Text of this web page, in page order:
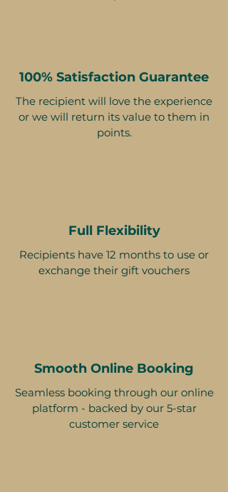
100% Satisfaction Guarantee
The recipient will love the experience
or we will return its value to them in
points.
Full Flexibility
Recipients have 12 months to use or
exchange their gift vouchers
Smooth Online Booking
Seamless booking through our online
platform - backed by our 5-star
customer service